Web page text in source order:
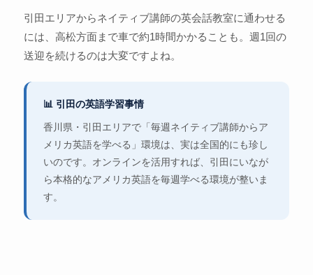
引田エリアからネイティブ講師の英会話教室に通わせる
には、高松方面まで車で約1時間かかることも。週1回の
送迎を続けるのは大変ですよね。
📊 引田の英語学習事情
香川県・引田エリアで「毎週ネイティブ講師からア
メリカ英語を学べる」環境は、実は全国的にも珍し
いのです。オンラインを活用すれば、引田にいなが
ら本格的なアメリカ英語を毎週学べる環境が整いま
す。